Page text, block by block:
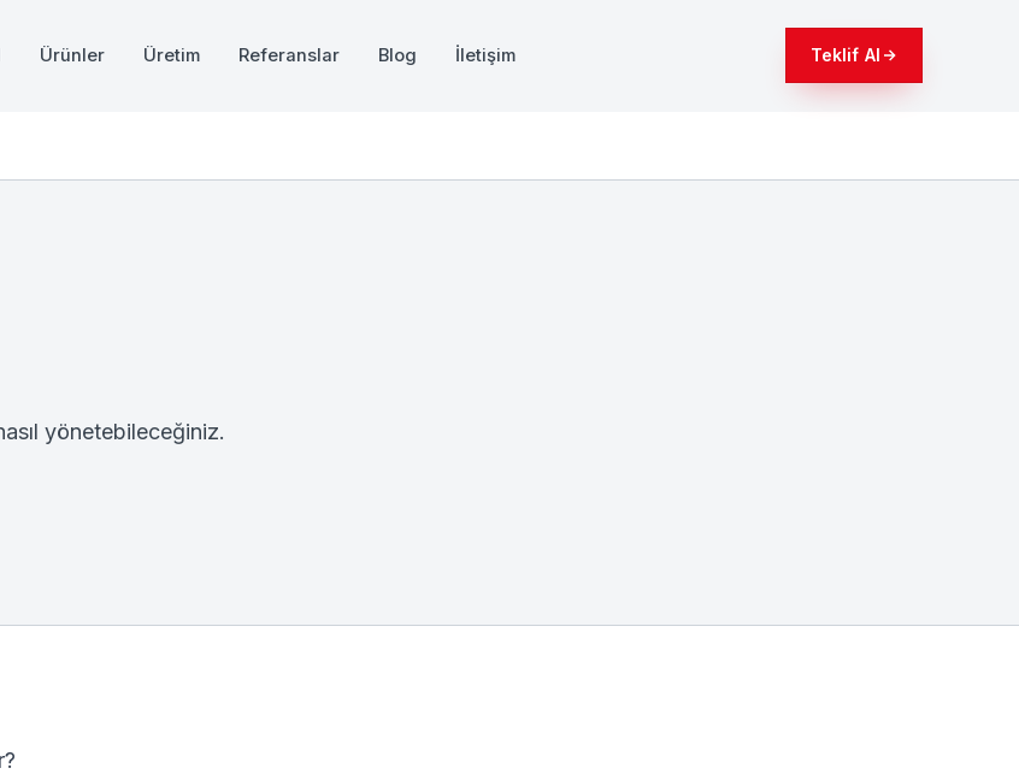
Ürünler Üretim Referanslar Blog İletişim Teklif Al
yönetebileceğiniz.